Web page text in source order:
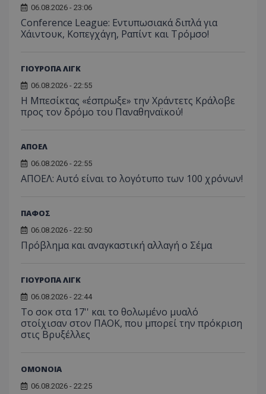
06.08.2026 - 23:06
Conference League: Εντυπωσιακά διπλά για
Χάιντουκ, Κοπεγχάγη, Ραπίντ και Τρόμσο!
ΓΙΟΥΡΟΠΑ ΛΙΓΚ
06.08.2026 - 22:55
Η Μπεσίκτας «έσπρωξε» την Χράντετς Κράλοβε
προς τον δρόμο του Παναθηναϊκού!
ΑΠΟΕΛ
06.08.2026 - 22:55
ΑΠΟΕΛ: Αυτό είναι το λογότυπο των 100 χρόνων!
ΠΑΦΟΣ
06.08.2026 - 22:50
Πρόβλημα και αναγκαστική αλλαγή ο Σέμα
ΓΙΟΥΡΟΠΑ ΛΙΓΚ
06.08.2026 - 22:44
Το σοκ στα 17'' και το θολωμένο μυαλό
στοίχισαν στον ΠΑΟΚ, που μπορεί την πρόκριση
στις Βρυξέλλες
ΟΜΟΝΟΙΑ
06.08.2026 - 22:25